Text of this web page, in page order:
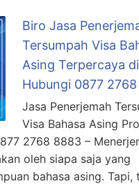
Biro Jasa
Tersumpah Visa
Asing Terpercaya
Hubungi 0877
Jasa Penerjemah
Visa Bahasa Asing
2768 8883 –
oleh siapa saja yang
bahasa asing. Tapi,